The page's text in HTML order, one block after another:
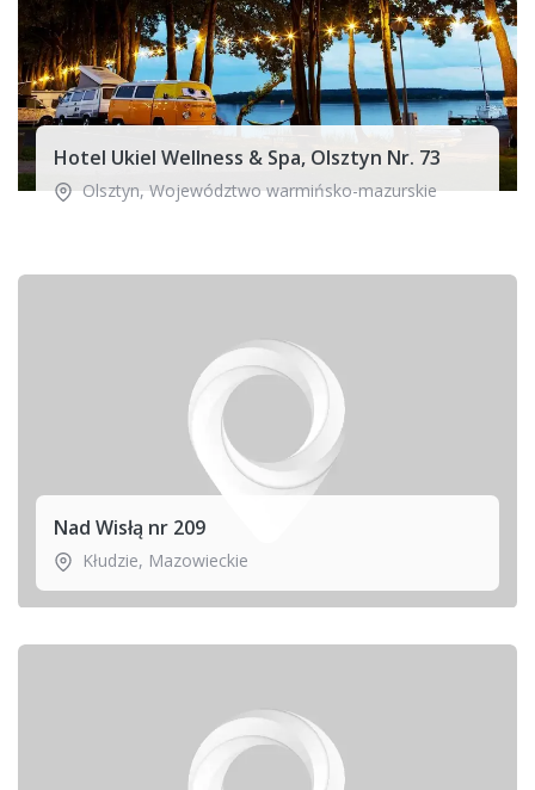
Hotel Ukiel Wellness & Spa, Olsztyn Nr. 73
Olsztyn,Województwo warmińsko-mazurskie
Nad Wisłą nr 209
Kłudzie, Mazowieckie